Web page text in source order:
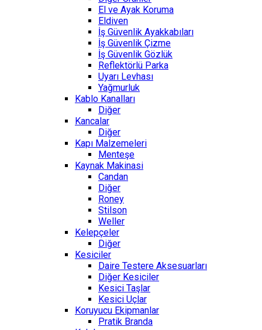
El ve Ayak Koruma
Eldiven
İş Güvenlik Ayakkabıları
İş Güvenlik Çizme
İş Güvenlik Gözlük
Reflektörlü Parka
Uyarı Levhası
Yağmurluk
Kablo Kanalları
Diğer
Kancalar
Diğer
Kapı Malzemeleri
Menteşe
Kaynak Makinasi
Candan
Diğer
Roney
Stilson
Weller
Kelepçeler
Diğer
Kesiciler
Daire Testere Aksesuarları
Diğer Kesiciler
Kesici Taşlar
Kesici Uçlar
Koruyucu Ekipmanlar
Pratik Branda